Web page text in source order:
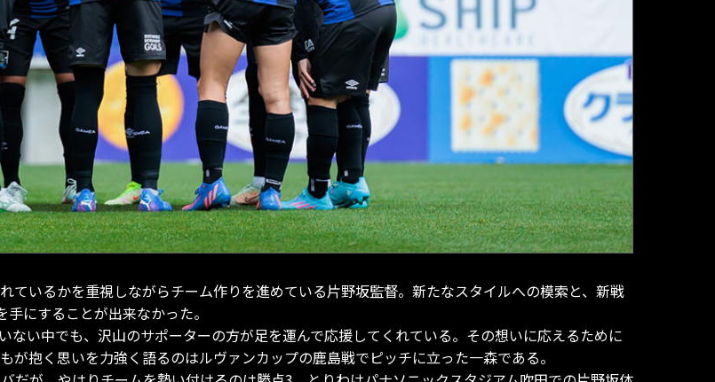
ているかを重視しながらチーム作りを進めている片野坂監督。新たなスタイルへの模索と、新戦
にすることが出来なかった。
ない中でも、沢山のサポーターの方が足を運んで応援してくれている。その想いに応えるために
抱く思いを力強く語るのはルヴァンカップの鹿島戦でピッチに立った一森である。